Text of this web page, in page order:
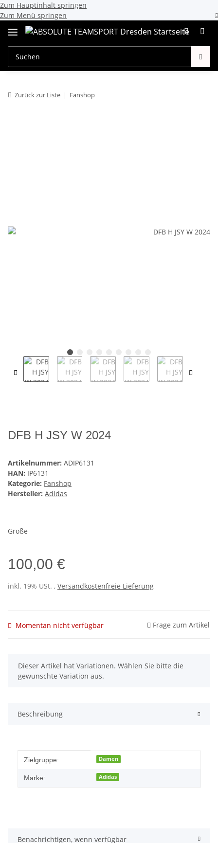
Zum Hauptinhalt springen
Zum Menü springen
Zurück zur Liste Fanshop
DFB H JSY W 2024
Artikelnummer: ADIP6131
HAN: IP6131
Kategorie: Fanshop
Hersteller: Adidas
Größe
100,00 €
inkl. 19% USt. , Versandkostenfreie Lieferung
Momentan nicht verfügbar Frage zum Artikel
x
Dieser Artikel hat Variationen. Wählen Sie bitte die
gewünschte Variation aus.
Beschreibung
Produkteigenschaft
Wert
Zielgruppe: Damen
Marke: Adidas
Benachrichtigen, wenn verfügbar